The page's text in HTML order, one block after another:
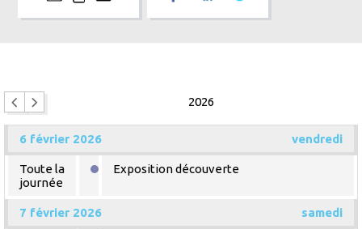
2026
6 février 2026 vendredi
Toute la
journée
Exposition découverte
7 février 2026 samedi